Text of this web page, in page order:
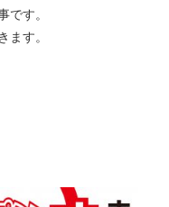
です。
ます。